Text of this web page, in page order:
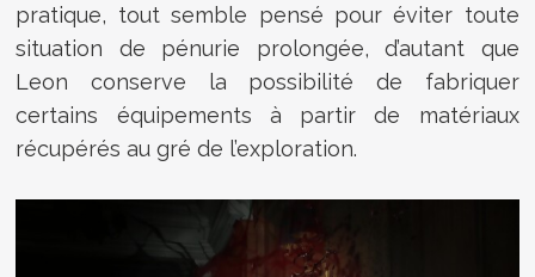
pratique, tout semble pensé pour éviter toute
situation de pénurie prolongée, d’autant que
Leon conserve la possibilité de fabriquer
certains équipements à partir de matériaux
récupérés au gré de l’exploration.